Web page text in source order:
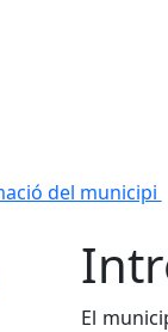
del municipi
El